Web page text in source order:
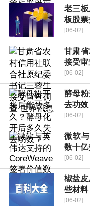
老三
板股票
[06-02]
甘肃
接受审
[06-02]
酵母
去功效
[06-02]
微软
数十亿
[06-02]
椒盐皮
些材料
[06-02]